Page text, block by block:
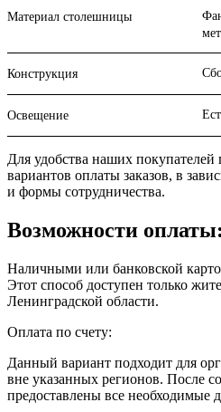
Материал столешницы
Конструкция
Освещение
Для удобства наших покупателей
вариантов оплаты заказов, в
и формы сотрудничества.
Возможности оплаты:
Наличными или банковской
Этот способ доступен только
Ленинградской области.
Оплата по счету:
Данный вариант подходит для
вне указанных регионов. После
предоставлены все необходимые